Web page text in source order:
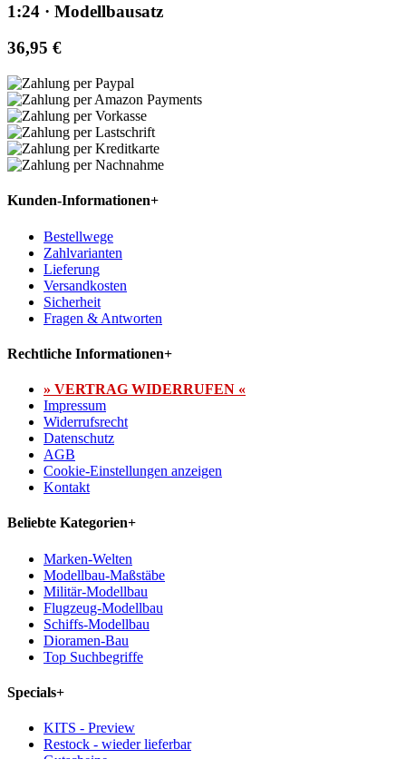
1:24 · Modellbausatz
36,95 €
Kunden-Informationen+
Bestellwege
Zahlvarianten
Lieferung
Versandkosten
Sicherheit
Fragen & Antworten
Rechtliche Informationen+
» VERTRAG WIDERRUFEN «
Impressum
Widerrufsrecht
Datenschutz
AGB
Cookie-Einstellungen anzeigen
Kontakt
Beliebte Kategorien+
Marken-Welten
Modellbau-Maßstäbe
Militär-Modellbau
Flugzeug-Modellbau
Schiffs-Modellbau
Dioramen-Bau
Top Suchbegriffe
Specials+
KITS - Preview
Restock - wieder lieferbar